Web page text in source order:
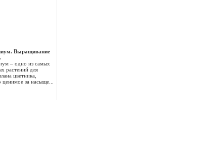
Выращивание
– одно из самых
растений для
цветника,
ценимое за насыще...